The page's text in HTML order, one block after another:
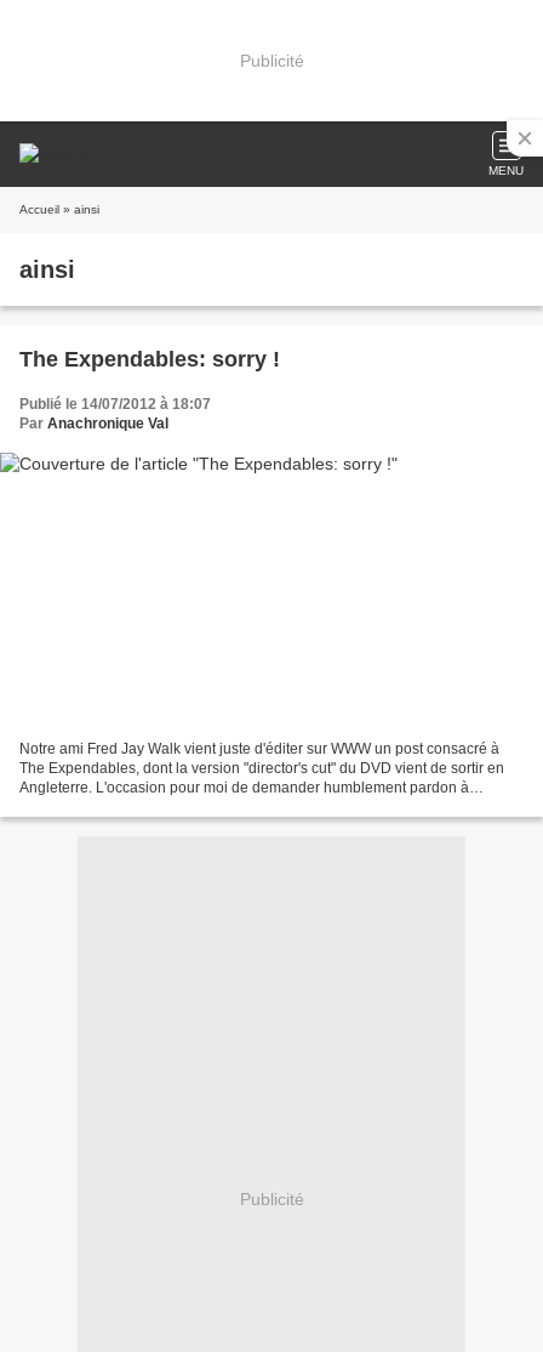
Publicité
MENU
Accueil » ainsi
ainsi
The Expendables: sorry !
Publié le 14/07/2012 à 18:07
Par Anachronique Val
Notre ami Fred Jay Walk vient juste d'éditer sur WWW un post consacré à
The Expendables, dont la version "director's cut" du DVD vient de sortir en
Angleterre. L'occasion pour moi de demander humblement pardon à
Publicité